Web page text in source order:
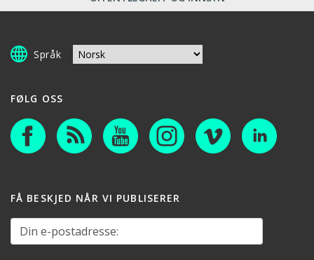
Språk
FØLG OSS
FÅ BESKJED NÅR VI PUBLISERER
Din e-postadresse: